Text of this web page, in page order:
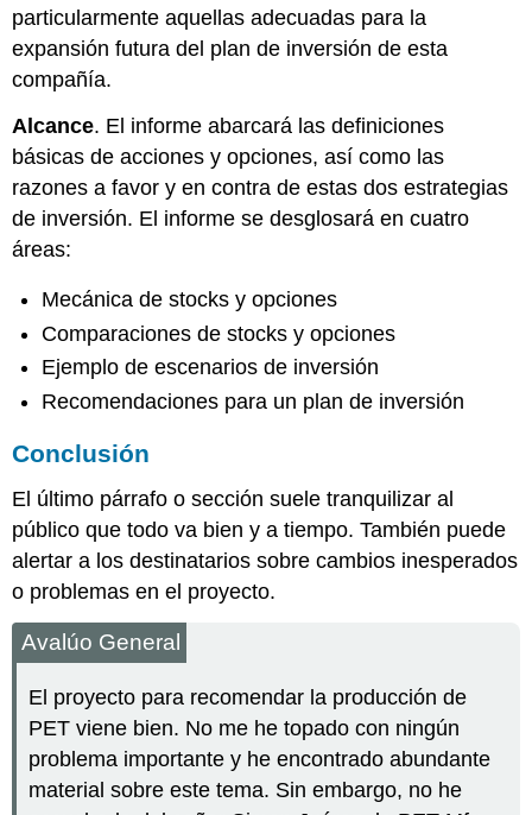
particularmente aquellas adecuadas para la
expansión futura del plan de inversión de esta
compañía.
Alcance. El informe abarcará las definiciones
básicas de acciones y opciones, así como las
razones a favor y en contra de estas dos estrategias
de inversión. El informe se desglosará en cuatro
áreas:
Mecánica de stocks y opciones
Comparaciones de stocks y opciones
Ejemplo de escenarios de inversión
Recomendaciones para un plan de inversión
Conclusión
El último párrafo o sección suele tranquilizar al
público que todo va bien y a tiempo. También puede
alertar a los destinatarios sobre cambios inesperados
o problemas en el proyecto.
Avalúo General
El proyecto para recomendar la producción de
PET viene bien. No me he topado con ningún
problema importante y he encontrado abundante
material sobre este tema. Sin embargo, no he